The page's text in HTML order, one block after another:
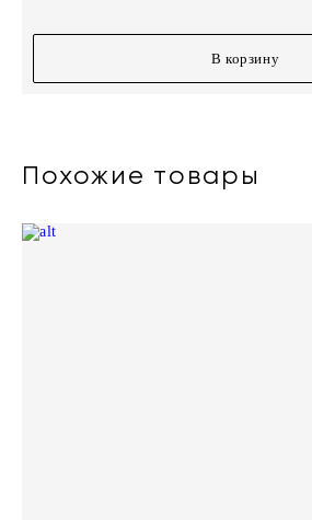
В корзину
Похожие товары